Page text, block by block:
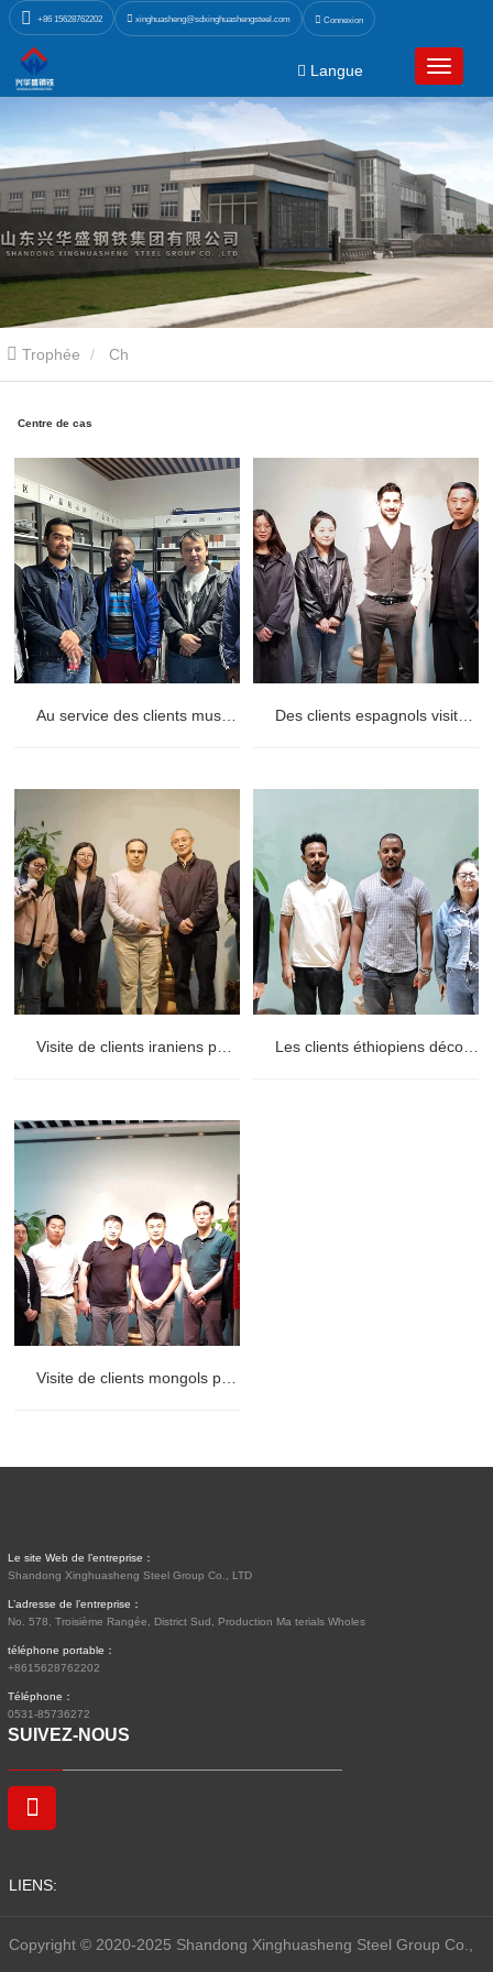
+86 15628762202 xinghuasheng@sdxinghuashengsteel.com Connexion
Langue
Trophée Ch
Centre de cas
Le site Web de l’entreprise：
Shandong Xinghuasheng Steel Group Co., LTD
L’adresse de l’entreprise：
No. 578, Troisième Rangée, District Sud, Production Ma terials Wholes
téléphone portable：
+8615628762202
Téléphone：
0531-85736272
SUIVEZ-NOUS
LIENS:
Copyright © 2020-2025 Shandong Xinghuasheng Steel Group Co.,